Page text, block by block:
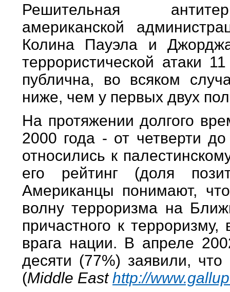
Решительная
американской
Колина Пауэла и
террористической атаки
публична, во всяком
ниже, чем у первых двух
На протяжении долгого
2000 года - от четверти
относились к
его рейтинг (доля
Американцы понимают,
волну терроризма на
причастного к
врага нации. В апреле
десяти (77%) заявили,
(Middle Easthttp://